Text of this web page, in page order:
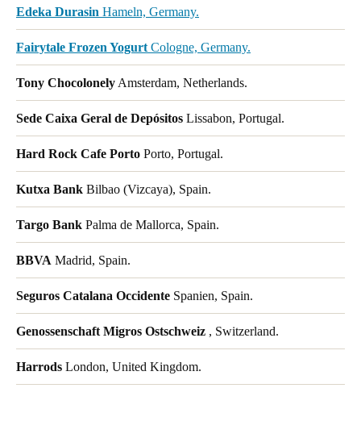
Edeka Durasin Hameln, Germany.
Fairytale Frozen Yogurt Cologne, Germany.
Tony Chocolonely Amsterdam, Netherlands.
Sede Caixa Geral de Depósitos Lissabon, Portugal.
Hard Rock Cafe Porto Porto, Portugal.
Kutxa Bank Bilbao (Vizcaya), Spain.
Targo Bank Palma de Mallorca, Spain.
BBVA Madrid, Spain.
Seguros Catalana Occidente Spanien, Spain.
Genossenschaft Migros Ostschweiz , Switzerland.
Harrods London, United Kingdom.